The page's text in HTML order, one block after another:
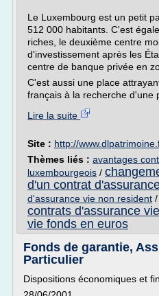
Le Luxembourg est un petit
512 000 habitants. C'est
riches, le deuxième centre
d'investissement après les
centre de banque privée en
C'est aussi une place
français à la recherche d'une
Lire la suite
Site : http://
Thèmes liés : avantages
luxembourgeois /
d'un contrat
d'assurance vie non resident /
contrats d'assurance vie
vie fonds en euros
Fonds de garantie,
Particulier
Dispositions économiques et